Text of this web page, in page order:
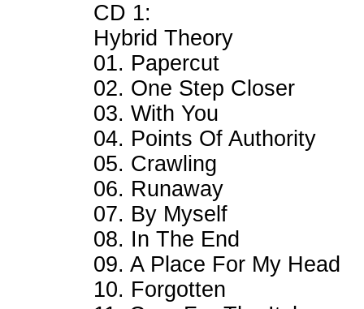
CD 1:
Hybrid Theory
01. Papercut
02. One Step Closer
03. With You
04. Points Of Authority
05. Crawling
06. Runaway
07. By Myself
08. In The End
09. A Place For My Head
10. Forgotten